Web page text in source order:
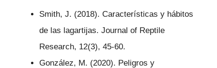
Smith, J. (2018). Características y hábitos
de las lagartijas. Journal of Reptile
Research, 12(3), 45-60.
González, M. (2020). Peligros y